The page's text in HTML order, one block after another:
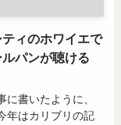
ィのホワイエで
パンが聴ける
に書いたように、
年はカリブリの記